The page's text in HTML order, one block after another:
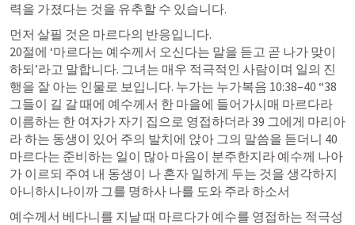
력을 가졌다는 것을 유추할 수 있습니다.
먼저 살필 것은 마르다의 반응입니다.
20절에 ‘마르다는 예수께서 오신다는 말을 듣고 곧 나가 맞이
하되’라고 말합니다. 그녀는 매우 적극적인 사람이며 일의 진
행을 잘 아는 인물로 보입니다. 누가는 누가복음 10:38–40 “38
그들이 길 갈 때에 예수께서 한 마을에 들어가시매 마르다라
이름하는 한 여자가 자기 집으로 영접하더라 39 그에게 마리아
라 하는 동생이 있어 주의 발치에 앉아 그의 말씀을 듣더니 40
마르다는 준비하는 일이 많아 마음이 분주한지라 예수께 나아
가 이르되 주여 내 동생이 나 혼자 일하게 두는 것을 생각하지
아니하시나이까 그를 명하사 나를 도와 주라 하소서
예수께서 베다니를 지날 때 마르다가 예수를 영접하는 적극성